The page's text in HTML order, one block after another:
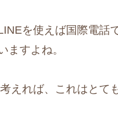
を使えば国際電話
ますよね。
えれば、これはとて